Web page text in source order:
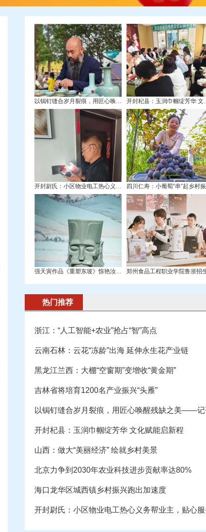
以锔钉缝合岁月裂痕，用匠心唤醒残缺之美— 开封杞县
开封尉氏：小区物业电工热心义务帮业主，贴
强天寅作品《重塑东坡》惊艳汝瓷与龙泉青瓷
热门推荐
浙江：“人工智能+农业”抢占“智”高点
云南石林：云花“冻龄”出海 延伸永生花产业链
黑龙江兰西：大棚“空窗期”变增收“黄金期”
吉林省将培育1200名产业振兴“头雁”
以锔钉缝合岁月裂痕，用匠心唤醒残缺之美——
开封杞县：玉润巾帼绽芳华 文化赋能启新程
山西：做大“美丽经济” 绘就乡村美景
北京力争到2030年农业科技进步贡献率达80%
海口龙华区城西镇乡村振兴跑出加速度
开封尉氏：小区物业电工热心义务帮业主，贴心